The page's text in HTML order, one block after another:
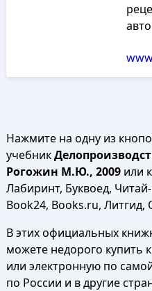
Нажмите на одну из
учебник
Рогожин М.Ю., 2009или
Лабиринт, Буквоед,
Book24, Books.ru, Литгид,
В этих официальных
можете недорого купить
или электронную по
по России и в другие